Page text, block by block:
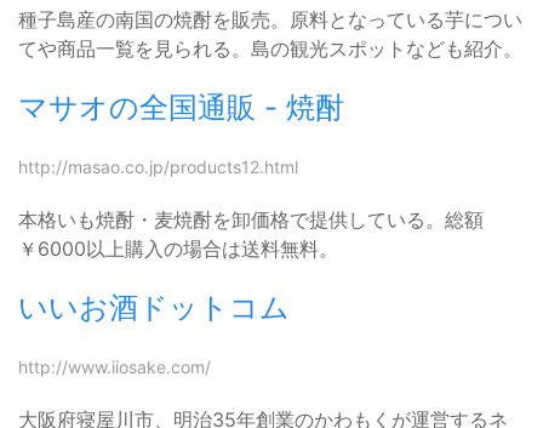
種子島産の南国の焼酎を販売。原料となっている芋につい
てや商品一覧を見られる。島の観光スポットなども紹介。
マサオの全国通販 - 焼酎
http://masao.co.jp/products12.html
本格いも焼酎・麦焼酎を卸価格で提供している。総額
￥6000以上購入の場合は送料無料。
いいお酒ドットコム
http://www.iiosake.com/
大阪府寝屋川市、明治35年創業のかわもくが運営するネ